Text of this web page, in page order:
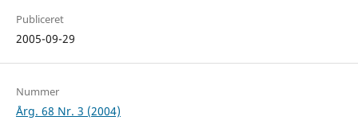
Publiceret
2005-09-29
Nummer
Årg. 68 Nr. 3 (2004)